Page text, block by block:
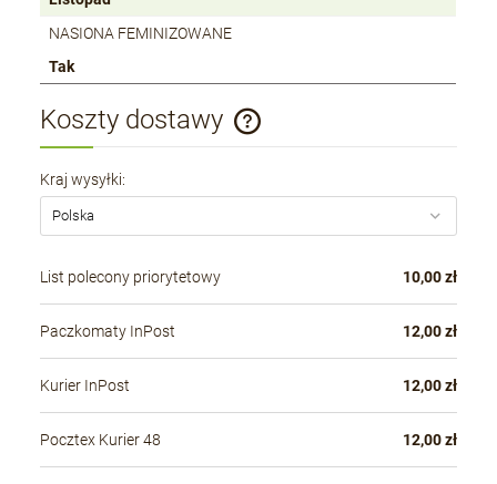
NASIONA FEMINIZOWANE
Tak
Koszty dostawy
Cena nie zawiera ewentualnych kosztów płatności
Kraj wysyłki:
List polecony priorytetowy 10,00 zł
Paczkomaty InPost 12,00 zł
Kurier InPost 12,00 zł
Pocztex Kurier 48 12,00 zł